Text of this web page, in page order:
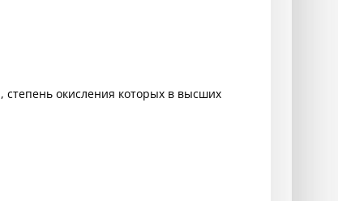
степень окисления которых в высших